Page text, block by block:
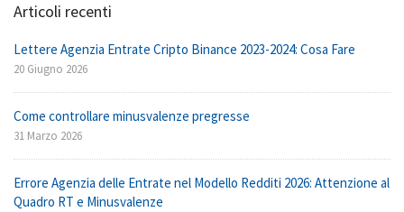
Articoli recenti
Lettere Agenzia Entrate Cripto Binance 2023-2024: Cosa Fare
20 Giugno 2026
Come controllare minusvalenze pregresse
31 Marzo 2026
Errore Agenzia delle Entrate nel Modello Redditi 2026: Attenzione al
Quadro RT e Minusvalenze